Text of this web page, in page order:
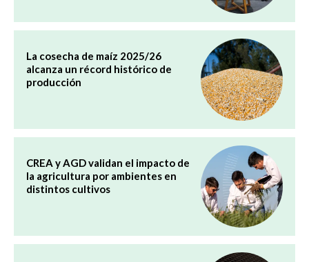
La cosecha de maíz 2025/26
alcanza un récord histórico de
producción
CREA y AGD validan el impacto de
la agricultura por ambientes en
distintos cultivos